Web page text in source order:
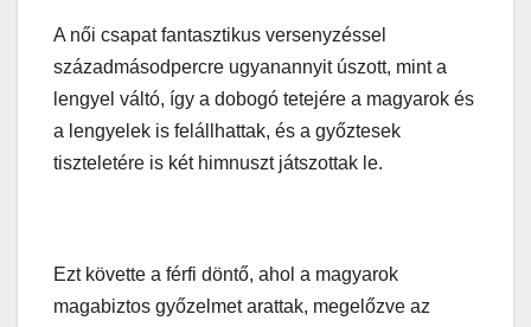
A női csapat fantasztikus versenyzéssel
századmásodpercre ugyanannyit úszott, mint a
lengyel váltó, így a dobogó tetejére a magyarok és
a lengyelek is felállhattak, és a győztesek
tiszteletére is két himnuszt játszottak le.
Ezt követte a férfi döntő, ahol a magyarok
magabiztos győzelmet arattak, megelőzve az